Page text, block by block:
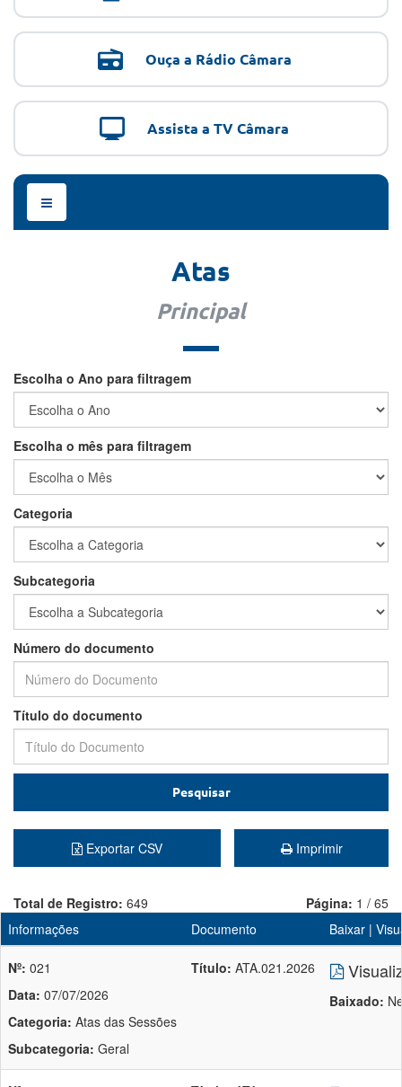
Ouça a Rádio Câmara
Assista a TV Câmara
Menu
de
Atas
Principal
Escolha o Ano para filtragem
Escolha o mês para filtragem
Categoria
Subcategoria
Número do documento
Título do documento
Pesquisar
Exportar CSV Imprimir
Total de Registro: 649 Página: 1 / 65
Informações
Documento Baixar |
Nº: 021
Data: 07/07/2026
Categoria: Atas das Sessões
Subcategoria: Geral
Título: ATA.021.2026
Baixado: